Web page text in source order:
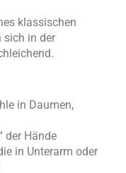
klassischen
sich in der
in Daumen,
der Hände
in Unterarm oder